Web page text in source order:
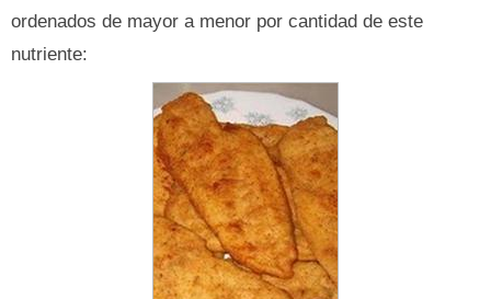
ordenados de mayor a menor por cantidad de este
nutriente: